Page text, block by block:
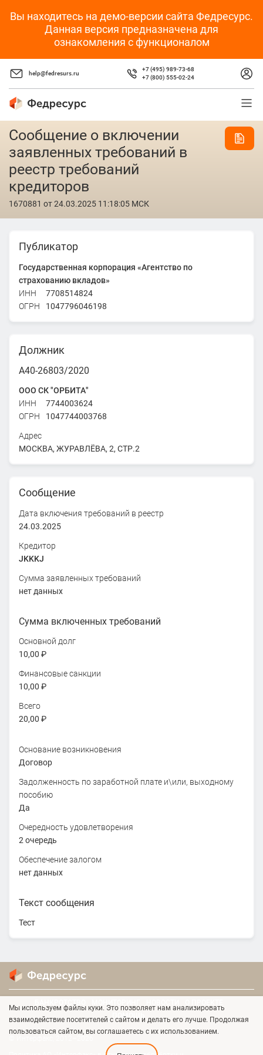
Вы находитесь на демо-версии сайта Федресурс.
Данная версия предназначена для
ознакомления с функционалом
help@fedresurs.ru
+7 (495) 989-73-68
+7 (800) 555-02-24
Сообщение о включении
заявленных требований в
реестр требований
кредиторов
1670881 от 24.03.2025 11:18:05 МСК
Публикатор
Государственная корпорация «Агентство по
страхованию вкладов»
ИНН
7708514824
ОГРН
1047796046198
Должник
А40-26803/2020
ООО СК "ОРБИТА"
ИНН
7744003624
ОГРН
1047744003768
Адрес
МОСКВА, ЖУРАВЛЁВА, 2, СТР.2
Сообщение
Дата включения требований в реестр
24.03.2025
Кредитор
JKKKJ
Сумма заявленных требований
нет данных
Сумма включенных требований
Основной долг
10,00 ₽
Финансовые санкции
10,00 ₽
Всего
20,00 ₽
Основание возникновения
Договор
Задолженность по заработной плате и\или, выходному
пособию
Да
Очередность удовлетворения
2 очередь
Обеспечение залогом
нет данных
Текст сообщения
Тест
БАНКРОТСТВО
ПОМОЩЬ
Мы используем файлы куки. Это позволяет нам анализировать
взаимодействие посетителей с сайтом и делать его лучше. Продолжая
пользоваться сайтом, вы соглашаетесь с их использованием.